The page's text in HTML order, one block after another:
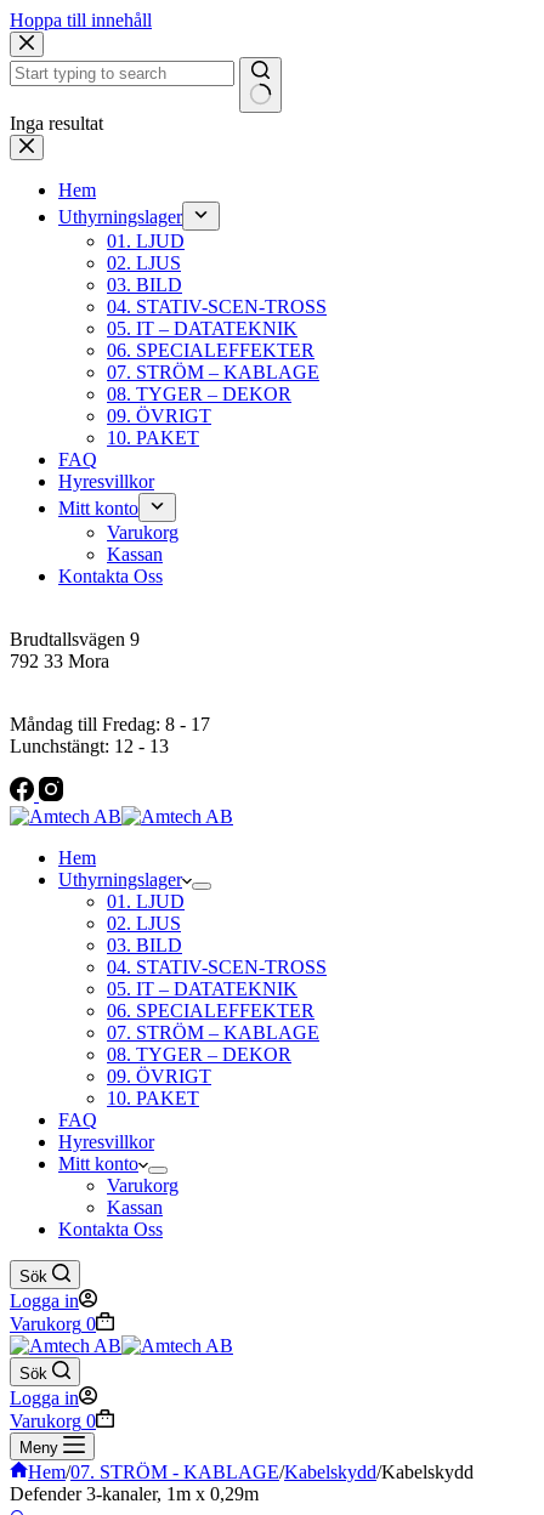
Hoppa till innehåll
Inga resultat
Hem
Uthyrningslager
01. LJUD
02. LJUS
03. BILD
04. STATIV-SCEN-TROSS
05. IT – DATATEKNIK
06. SPECIALEFFEKTER
07. STRÖM – KABLAGE
08. TYGER – DEKOR
09. ÖVRIGT
10. PAKET
FAQ
Hyresvillkor
Mitt konto
Varukorg
Kassan
Kontakta Oss
Brudtallsvägen 9
792 33 Mora
Måndag till Fredag: 8 - 17
Lunchstängt: 12 - 13
Hem
Uthyrningslager
01. LJUD
02. LJUS
03. BILD
04. STATIV-SCEN-TROSS
05. IT – DATATEKNIK
06. SPECIALEFFEKTER
07. STRÖM – KABLAGE
08. TYGER – DEKOR
09. ÖVRIGT
10. PAKET
FAQ
Hyresvillkor
Mitt konto
Varukorg
Kassan
Kontakta Oss
Sök
Logga in
Varukorg 0
Sök
Logga in
Varukorg 0
Meny
Hem/07. STRÖM - KABLAGE/Kabelskydd/Kabelskydd
Defender 3-kanaler, 1m x 0,29m